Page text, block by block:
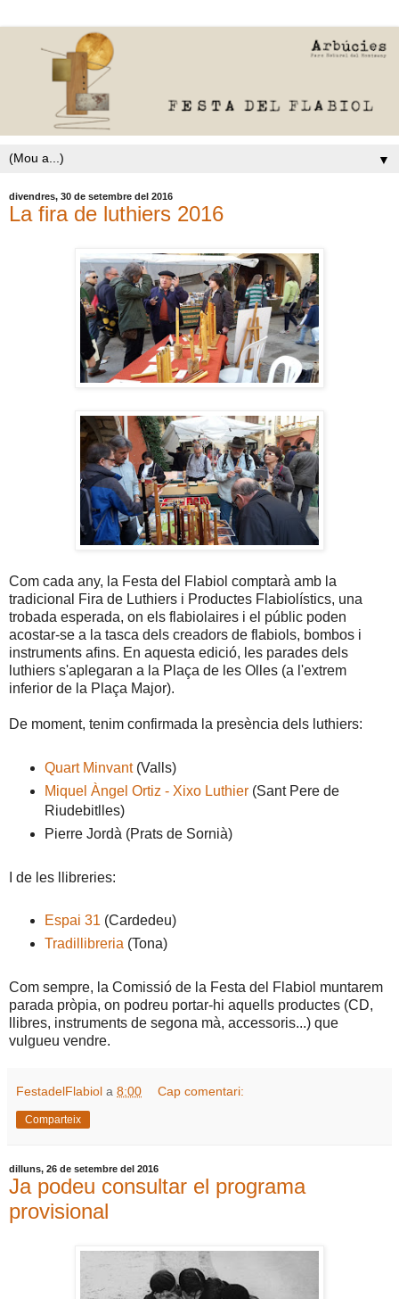
▼
divendres, 30 de setembre del 2016
La fira de luthiers 2016
Com cada any, la Festa del Flabiol comptarà amb la
tradicional Fira de Luthiers i Productes Flabiolístics, una
trobada esperada, on els flabiolaires i el públic poden
acostar-se a la tasca dels creadors de flabiols, bombos i
instruments afins. En aquesta edició, les parades dels
luthiers s'aplegaran a la Plaça de les Olles (a l'extrem
inferior de la Plaça Major).
De moment, tenim confirmada la presència dels luthiers:
Quart Minvant(Valls)
Miquel Àngel Ortiz - Xixo Luthier(Sant Pere de
Riudebitlles)
Pierre Jordà (Prats de Sornià)
I de les llibreries:
Espai 31(Cardedeu)
Tradillibreria(Tona)
Com sempre, la Comissió de la Festa del Flabiol muntarem
parada pròpia, on podreu portar-hi aquells productes (CD,
llibres, instruments de segona mà, accessoris...) que
vulgueu vendre.
FestadelFlabiol a 8:00 Cap comentari:
Comparteix
dilluns, 26 de setembre del 2016
Ja podeu consultar el programa
provisional